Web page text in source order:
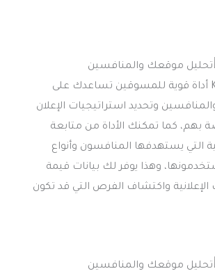
تُعد KeywordSpy أداة قوية للمسوقين تساعدك على
وتحديد استراتيجيات الإعلان
بهم، كما تمكنك الأداة من متابعة
التي يستهدفها المنافسون وأنواع
وهذا يوفر لك بيانات قيمة
واكتشاف الفرص التي قد تكون